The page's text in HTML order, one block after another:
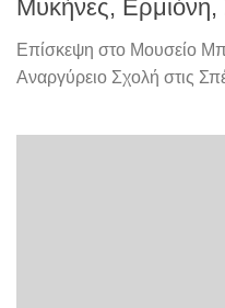
Μυκήνες,
Επίσκεψη στο Μουσείο
Αναργύρειο Σχολή στις